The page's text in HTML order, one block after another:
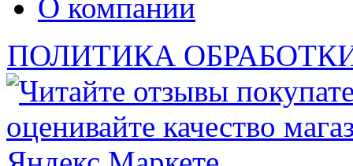
О компании
ПОЛИТИКА